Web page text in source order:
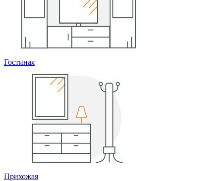
Гостиная
Прихожая